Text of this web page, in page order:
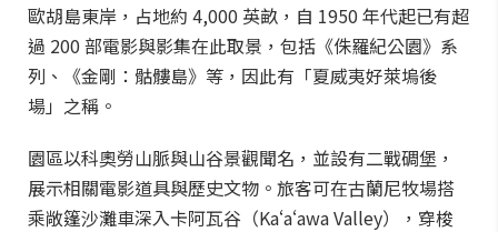
歐胡島東岸，占地約 4,000 英畝，自 1950 年代起已有超
過 200 部電影與影集在此取景，包括《侏羅紀公園》系
列、《金剛：骷髏島》等，因此有「夏威夷好萊塢後
場」之稱。
園區以科奧勞山脈與山谷景觀聞名，並設有二戰碉堡，
展示相關電影道具與歷史文物。旅客可在古蘭尼牧場搭
乘敞篷沙灘車深入卡阿瓦谷（Kaʻaʻawa Valley），穿梭